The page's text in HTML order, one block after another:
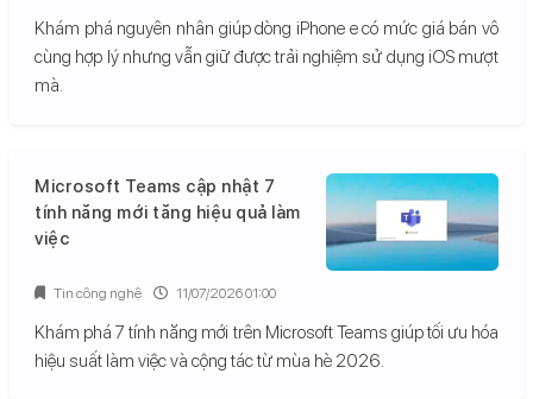
Khám phá nguyên nhân giúp dòng iPhone e có mức giá bán vô
cùng hợp lý nhưng vẫn giữ được trải nghiệm sử dụng iOS mượt
mà.
Microsoft Teams cập nhật 7
tính năng mới tăng hiệu quả làm
việc
Khám phá 7 tính năng mới trên Microsoft Teams giúp tối ưu hóa
hiệu suất làm việc và cộng tác từ mùa hè 2026.
Tin công nghệ 11/07/2026 01:00